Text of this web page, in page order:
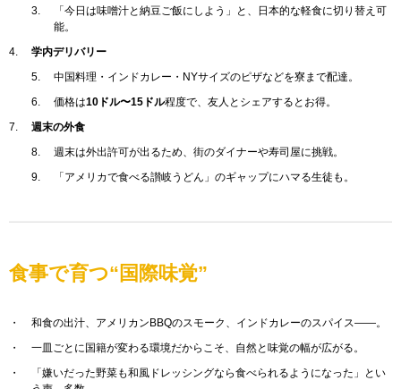
「今日は味噌汁と納豆ご飯にしよう」と、日本的な軽食に切り替え可
能。
学内デリバリー
中国料理・インドカレー・NYサイズのピザなどを寮まで配達。
価格は10ドル〜15ドル程度で、友人とシェアするとお得。
週末の外食
週末は外出許可が出るため、街のダイナーや寿司屋に挑戦。
「アメリカで食べる讃岐うどん」のギャップにハマる生徒も。
食事で育つ“国際味覚”
和食の出汁、アメリカンBBQのスモーク、インドカレーのスパイス――。
一皿ごとに国籍が変わる環境だからこそ、自然と味覚の幅が広がる。
「嫌いだった野菜も和風ドレッシングなら食べられるようになった」とい